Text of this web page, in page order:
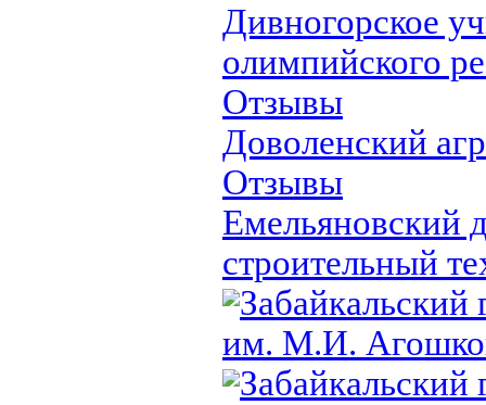
Дивногорское
олимпийского
Отзывы
Доволенский
Отзывы
Емельяновский
строительный
им. М.И.
Забайкальский